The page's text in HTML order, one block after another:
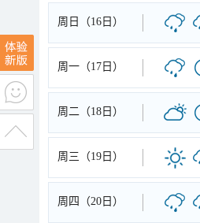
周日（16日）
周一（17日）
周二（18日）
周三（19日）
周四（20日）